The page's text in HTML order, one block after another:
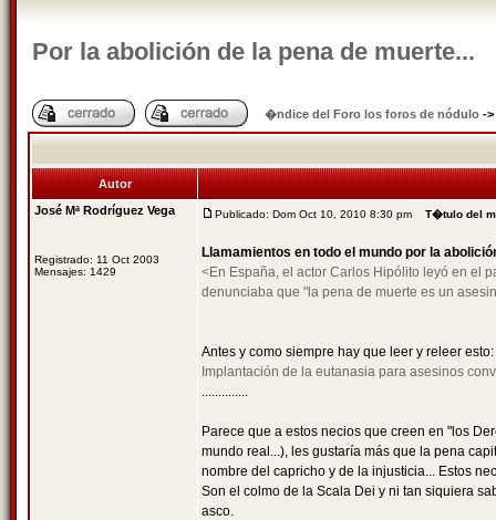
Por la abolición de la pena de muerte...
�ndice del Foro los foros de nódulo ->
Autor
José Mª Rodríguez Vega
Registrado: 11 Oct 2003
Mensajes: 1429
Publicado: Dom Oct 10, 2010 8:30 pm T�tulo del
Llamamientos en todo el mundo por la
<En España, el actor Carlos Hipólito leyó en el
denunciaba que "la pena de muerte es un
Antes y como siempre hay que leer y releer esto:
Implantación de la eutanasia para asesinos
..............
Parece que a estos necios que creen en "los
mundo real...), les gustaría más que la pena
nombre del capricho y de la injusticia... Estos
Son el colmo de la Scala Dei y ni tan siquiera
asco.